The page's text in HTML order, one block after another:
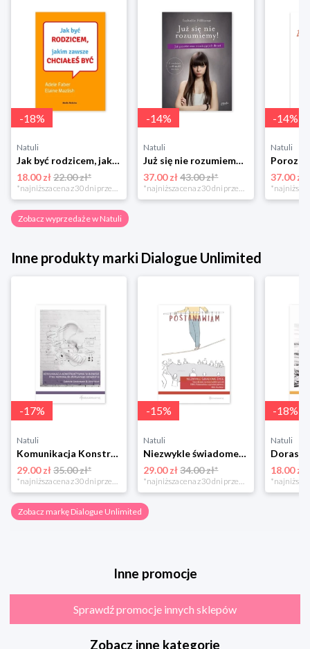
-18%
Natuli
Jak być rodzicem, jakim zawsze chciałeś być Media rodzina
18.00 zł22.00 zł*
*najniższa cena z 30 dni przed obniżką
-14%
Natuli
Już się nie rozumiemy! Jak przeżyć czas trzaskających drzwi Esprit
37.00 zł 43.00 zł*
*najniższa cena z 30 dni przed obniżką
-14%
Natuli
37.00 zł
Zobacz wyprzedaże w Natuli
Inne produkty marki Dialogue Unlimited
-17%
Natuli
Komunikacja Konstruktywna w biznesie Dialogue unlimited
29.00 zł35.00 zł*
-15%
Natuli
Niezwykle świadome życie. Postanowienie o życiu bez przemocy. Tom II Dialogue unlimited
29.00 zł 34.00 zł*
-18%
Natuli
18.00 zł
Zobacz markę Dialogue Unlimited
Inne promocje
Sprawdź promocje innych sklepów
Zobacz inne kategorie